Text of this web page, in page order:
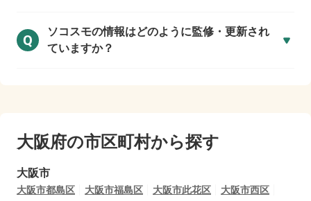
Q
ソコスモの情報はどのように監修・更新され
ていますか？
大阪府の市区町村から探す
大阪市
大阪市都島区 大阪市福島区 大阪市此花区
大阪市西区